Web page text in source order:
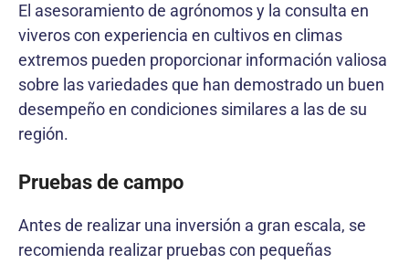
El asesoramiento de agrónomos y la consulta en
viveros con experiencia en cultivos en climas
extremos pueden proporcionar información valiosa
sobre las variedades que han demostrado un buen
desempeño en condiciones similares a las de su
región.
Pruebas de campo
Antes de realizar una inversión a gran escala, se
recomienda realizar pruebas con pequeñas